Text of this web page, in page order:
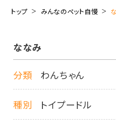
トップ みんなのペット自慢
ななみ
分類 わんちゃん
種別 トイプードル